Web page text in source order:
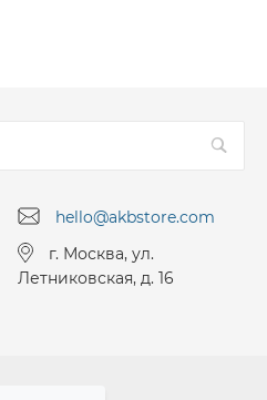
hello@akbstore.com
г. Москва, ул.
Летниковская, д. 16